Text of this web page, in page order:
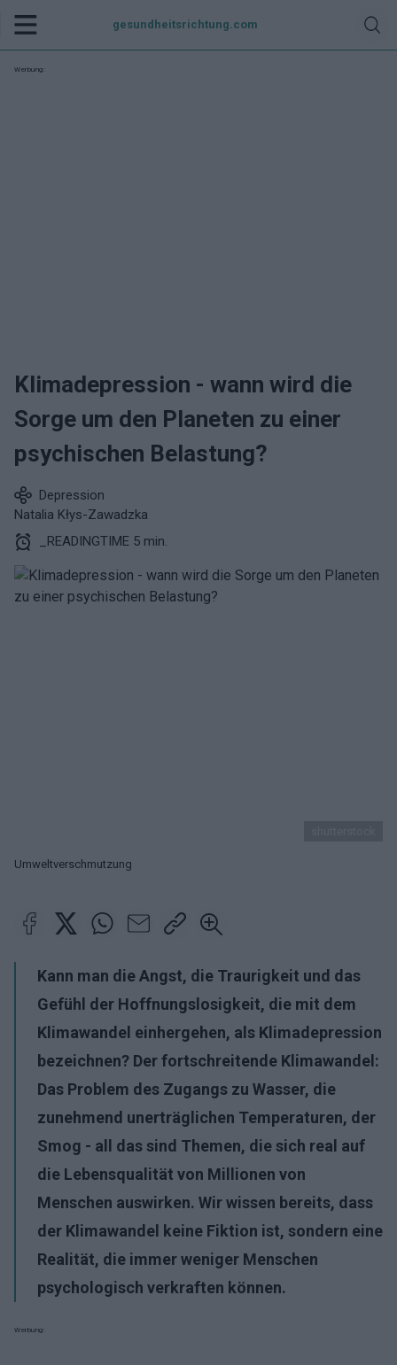
gesundheitsrichtung.com
Werbung:
Klimadepression - wann wird die
Sorge um den Planeten zu einer
psychischen Belastung?
Depression
Natalia Kłys-Zawadzka
_READINGTIME 5 min.
Umweltverschmutzung
Kann man die Angst, die Traurigkeit und das
Gefühl der Hoffnungslosigkeit, die mit dem
Klimawandel einhergehen, als Klimadepression
bezeichnen? Der fortschreitende Klimawandel:
Das Problem des Zugangs zu Wasser, die
zunehmend unerträglichen Temperaturen, der
Smog - all das sind Themen, die sich real auf
die Lebensqualität von Millionen von
Menschen auswirken. Wir wissen bereits, dass
der Klimawandel keine Fiktion ist, sondern eine
Realität, die immer weniger Menschen
psychologisch verkraften können.
Werbung: